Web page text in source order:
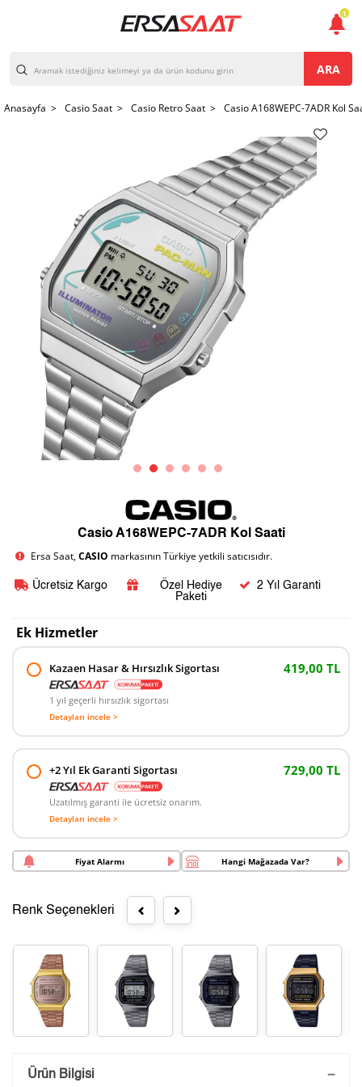
ARA
Anasayfa > Casio Saat > Casio Retro Saat > Casio A168WEPC-7ADR Kol
Casio A168WEPC-7ADR Kol Saati
Ersa Saat,CASIO markasının Türkiye yetkili satıcısıdır.
Ücretsiz Kargo
Özel Hediye
Paketi
2 Yıl Garanti
Ek Hizmetler
Kazaen Hasar & Hırsızlık Sigortası 419,00 TL
1 yıl geçerli hırsızlık sigortası
Detayları incele >
+2 Yıl Ek Garanti Sigortası 729,00 TL
Uzatılmış garanti ile ücretsiz onarım.
Detayları incele >
Fiyat Alarmı Hangi Mağazada Var?
Renk Seçenekleri
Saatini Kişiselleştir
Ürün Bilgisi
1